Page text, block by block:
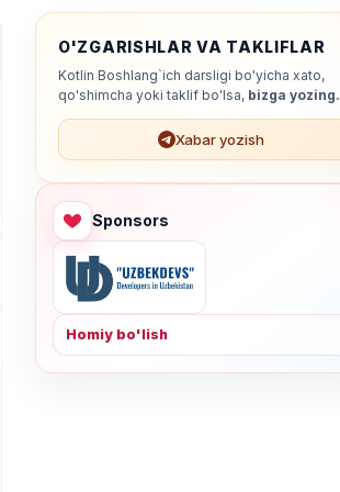
O'ZGARISHLAR VA TAKLIFLAR
Kotlin Boshlang`ich darsligi bo'yicha xato,
qo'shimcha yoki taklif bo'lsa, bizga yozing.
Xabar yozish
Sponsors
Homiy bo'lish